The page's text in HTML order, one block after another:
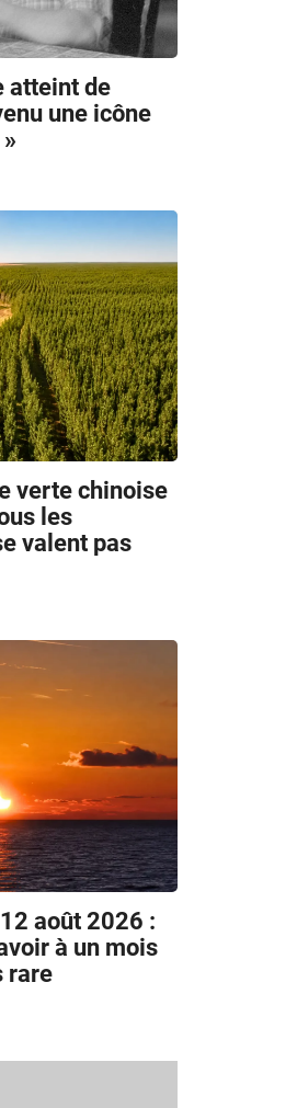
atteint de
une icône
verte chinoise
les
valent pas
août 2026 :
à un mois
rare